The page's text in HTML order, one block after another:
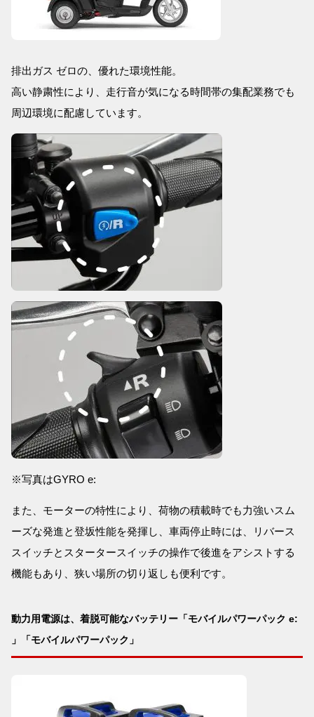
排出ガス ゼロの、優れた環境性能。
高い静粛性により、走行音が気になる時間帯の集配業務でも
周辺環境に配慮しています。
※写真はGYRO e:
また、モーターの特性により、荷物の積載時でも力強いスム
ーズな発進と登坂性能を発揮し、車両停止時には、リバース
スイッチとスタータースイッチの操作で後進をアシストする
機能もあり、狭い場所の切り返しも便利です。
動力用電源は、着脱可能なバッテリー「モバイルパワーパック e:
」「モバイルパワーパック」